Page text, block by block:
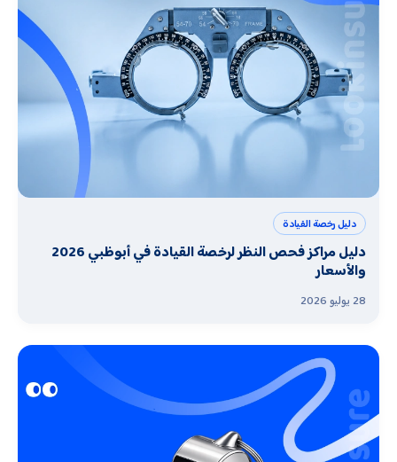
دليل رخصة القيادة
دليل مراكز فحص النظر لرخصة القيادة في أبوظبي 2026
والأسعار
28 يوليو 2026